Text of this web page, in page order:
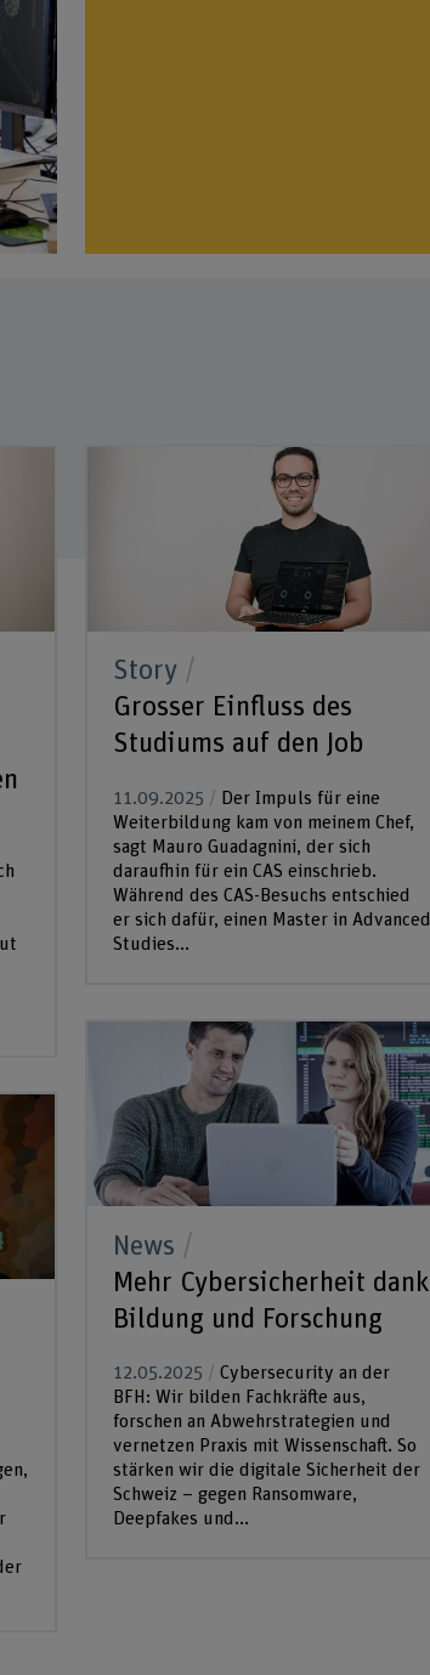
Story
Grosser Einfluss des
Studiums auf den Job
11.09.2025
Der Impuls für eine
Weiterbildung kam von meinem Chef,
sagt Mauro Guadagnini, der sich
daraufhin für ein CAS einschrieb.
Während des CAS-Besuchs entschied
er sich dafür, einen Master in Advanced
Studies...
News
Mehr Cybersicherheit dank
Bildung und Forschung
12.05.2025
Cybersecurity an der
BFH: Wir bilden Fachkräfte aus,
forschen an Abwehrstrategien und
vernetzen Praxis mit Wissenschaft. So
stärken wir die digitale Sicherheit der
Schweiz – gegen Ransomware,
Deepfakes und...